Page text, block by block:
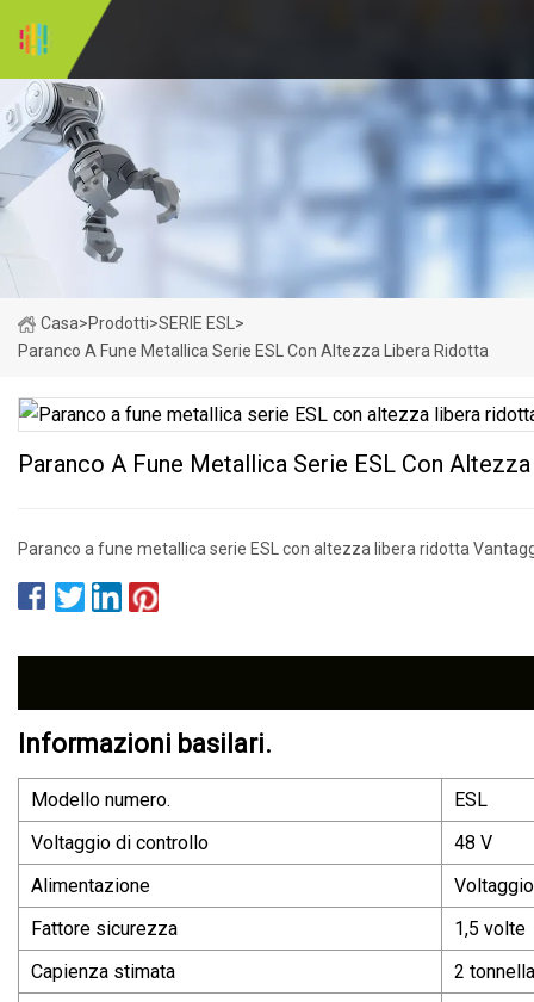
Casa>Prodotti>SERIE ESL >
Paranco A Fune Metallica Serie ESL Con Altezza Libera Ridotta
Paranco A Fune Metallica Serie ESL Con
Paranco a fune metallica serie ESL con altezza libera ridotta
Informazioni basilari.
Modello numero.
ESL
Voltaggio di controllo
48 V
Alimentazione
Fattore sicurezza
1,5 volte
Capienza stimata
2